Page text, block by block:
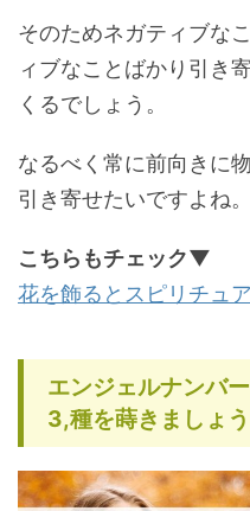
そのためネガティブな
ィブなことばかり引き
くるでしょう。
なるべく常に前向きに
引き寄せたいですよね。
こちらもチェック▼
花を飾るとスピリチュ
エンジェルナンバ
3,種を蒔きましょう